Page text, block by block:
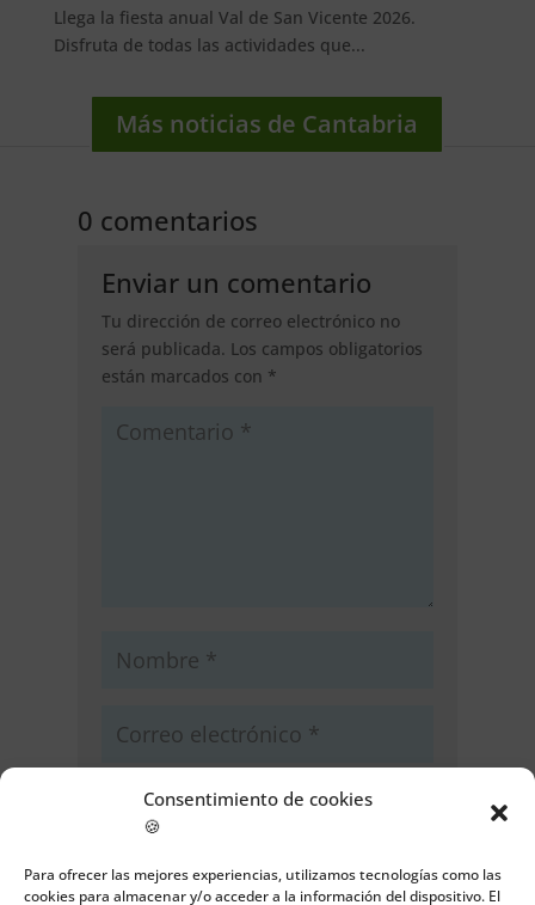
Consentimiento de cookies
🍪
Para ofrecer las mejores experiencias, utilizamos tecnologías como las
cookies para almacenar y/o acceder a la información del dispositivo. El
Llega la fiesta anual Val de San Vicente 2026.
Disfruta de todas las actividades que...
Más noticias de Cantabria
0 comentarios
Enviar un comentario
Tu dirección de correo electrónico no
será publicada. Los campos obligatorios
están marcados con *
Guarda mi nombre, correo
electrónico y web en este navegador